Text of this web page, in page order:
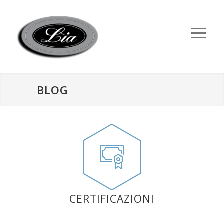
BLOG
CERTIFICAZIONI